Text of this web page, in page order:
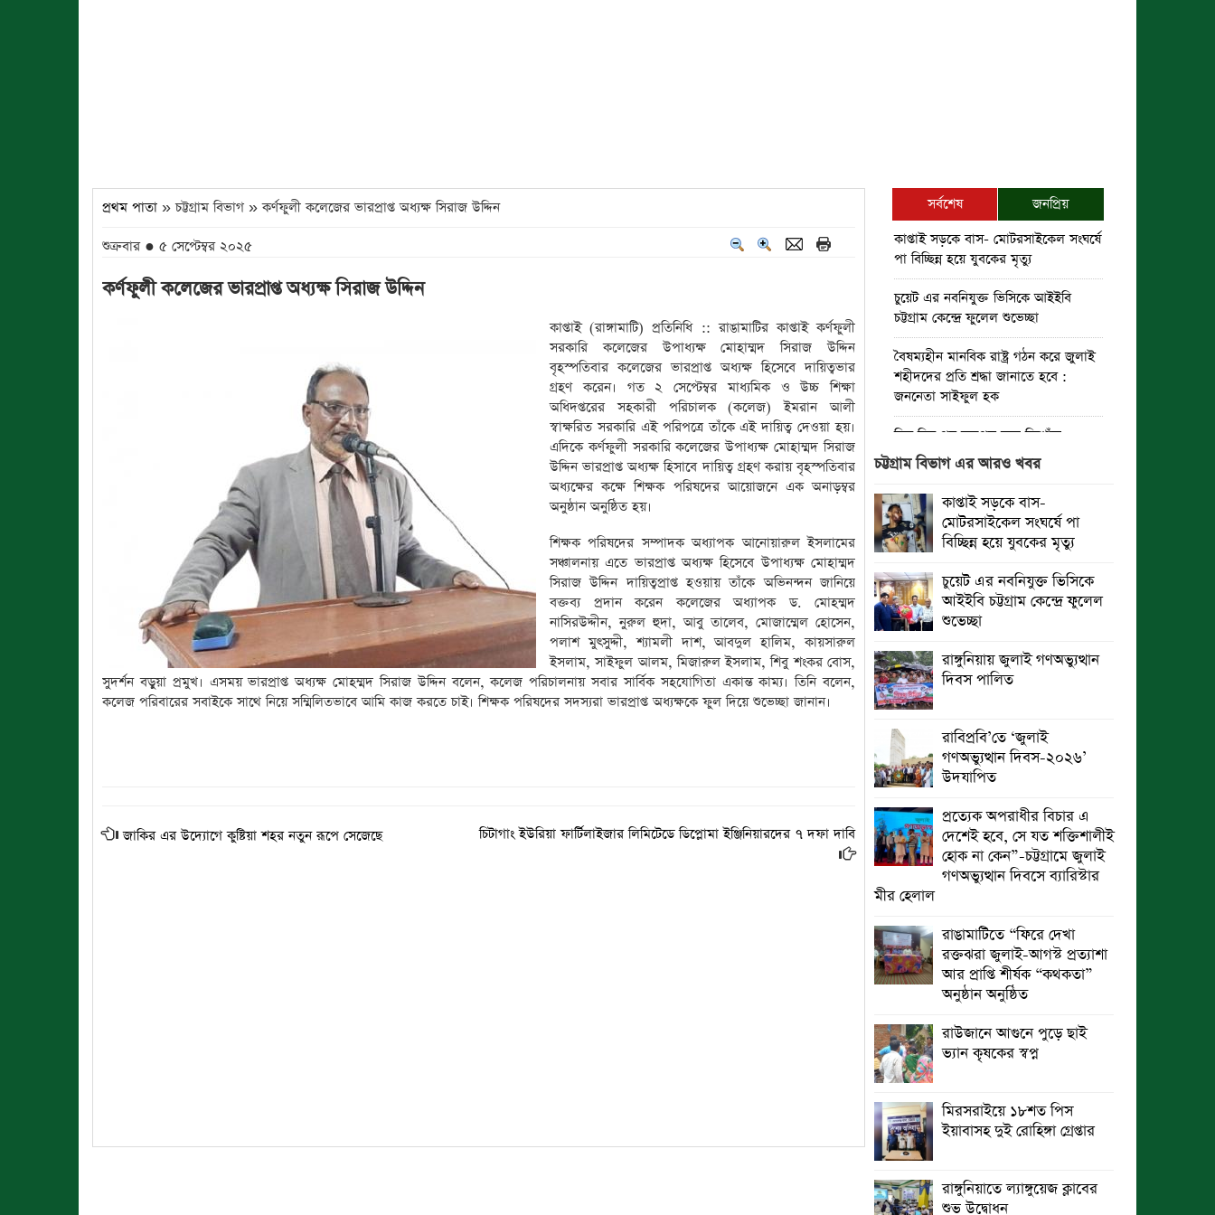
প্রথম পাতা » চট্টগ্রাম বিভাগ » কর্ণফুলী কলেজের ভারপ্রাপ্ত অধ্যক্ষ সিরাজ উদ্দিন
শুক্রবার ● ৫ সেপ্টেম্বর ২০২৫
কর্ণফুলী কলেজের ভারপ্রাপ্ত অধ্যক্ষ সিরাজ উদ্দিন
কাপ্তাই (রাঙ্গামাটি) প্রতিনিধি :: রাঙামাটির কাপ্তাই কর্ণফুলী
সরকারি কলেজের উপাধ্যক্ষ মোহাম্মদ সিরাজ উদ্দিন
বৃহস্পতিবার কলেজের ভারপ্রাপ্ত অধ্যক্ষ হিসেবে দায়িত্বভার
গ্রহণ করেন। গত ২ সেপ্টেম্বর মাধ্যমিক ও উচ্চ শিক্ষা
অধিদপ্তরের সহকারী পরিচালক (কলেজ) ইমরান আলী
স্বাক্ষরিত সরকারি এই পরিপত্রে তাঁকে এই দায়িত্ব দেওয়া হয়।
এদিকে কর্ণফুলী সরকারি কলেজের উপাধ্যক্ষ মোহাম্মদ সিরাজ
উদ্দিন ভারপ্রাপ্ত অধ্যক্ষ হিসাবে দায়িত্ব গ্রহণ করায় বৃহস্পতিবার
অধ্যক্ষের কক্ষে শিক্ষক পরিষদের আয়োজনে এক অনাড়ম্বর
অনুষ্ঠান অনুষ্ঠিত হয়।
শিক্ষক পরিষদের সম্পাদক অধ্যাপক আনোয়ারুল ইসলামের
সঞ্চালনায় এতে ভারপ্রাপ্ত অধ্যক্ষ হিসেবে উপাধ্যক্ষ মোহাম্মদ
সিরাজ উদ্দিন দায়িত্বপ্রাপ্ত হওয়ায় তাঁকে অভিনন্দন জানিয়ে
বক্তব্য প্রদান করেন কলেজের অধ্যাপক ড. মোহম্মদ
নাসিরউদ্দীন, নুরুল হুদা, আবু তালেব, মোজাম্মেল হোসেন,
পলাশ মুৎসুদ্দী, শ্যামলী দাশ, আবদুল হালিম, কায়সারুল
ইসলাম, সাইফুল আলম, মিজারুল ইসলাম, শিবু শংকর বোস,
সুদর্শন বড়ুয়া প্রমুখ। এসময় ভারপ্রাপ্ত অধ্যক্ষ মোহম্মদ সিরাজ উদ্দিন বলেন, কলেজ পরিচালনায় সবার সার্বিক সহযোগিতা একান্ত কাম্য। তিনি বলেন,
কলেজ পরিবারের সবাইকে সাথে নিয়ে সম্মিলিতভাবে আমি কাজ করতে চাই। শিক্ষক পরিষদের সদস্যরা ভারপ্রাপ্ত অধ্যক্ষকে ফুল দিয়ে শুভেচ্ছা জানান।
জাকির এর উদ্যোগে কুষ্টিয়া শহর নতুন রূপে সেজেছে চিটাগাং ইউরিয়া ফার্টিলাইজার লিমিটেডে ডিপ্লোমা ইঞ্জিনিয়ারদের ৭ দফা দাবি
সর্বশেষ
জনপ্রিয়
কাপ্তাই সড়কে বাস- মোটরসাইকেল সংঘর্ষে
পা বিচ্ছিন্ন হয়ে যুবকের মৃত্যু
চুয়েট এর নবনিযুক্ত ভিসিকে আইইবি
চট্টগ্রাম কেন্দ্রে ফুলেল শুভেচ্ছা
বৈষম্যহীন মানবিক রাষ্ট্র গঠন করে জুলাই
শহীদদের প্রতি শ্রদ্ধা জানাতে হবে :
জননেতা সাইফুল হক
তিন দিন পর ব্রহ্মপুত্র নদে নিখোঁজ
সাইফুলের মরদেহ গফরগাঁও থেকে উদ্ধার
ব্রহ্মপুত্র নদে নিখোঁজ কৃষকের সন্ধান
মেলেনি
রাঙ্গুনিয়ায় জুলাই গণঅভ্যুত্থান দিবস
পালিত
পার্বতীপুরে জুলাই গণঅভ্যুত্থান দিবস
পালন
আত্রাইয়ে যথাযোগ্য মর্যাদায় ‘জুলাই
গণঅভ্যুত্থান দিবস’ পালিত
ঝালকাঠিতে জুলাই গণঅভ্যুত্থান দিবস
পালিত
রাবিপ্রবি’তে ‘জুলাই গণঅভ্যুত্থান
দিবস-২০২৬’ উদযাপিত
চট্টগ্রাম বিভাগ এর আরও খবর
কাপ্তাই সড়কে বাস-
মোটরসাইকেল সংঘর্ষে পা
বিচ্ছিন্ন হয়ে যুবকের মৃত্যু
চুয়েট এর নবনিযুক্ত ভিসিকে
আইইবি চট্টগ্রাম কেন্দ্রে ফুলেল
শুভেচ্ছা
রাঙ্গুনিয়ায় জুলাই গণঅভ্যুত্থান
দিবস পালিত
রাবিপ্রবি’তে ‘জুলাই
গণঅভ্যুত্থান দিবস-২০২৬’
উদযাপিত
প্রত্যেক অপরাধীর বিচার এ
দেশেই হবে, সে যত শক্তিশালীই
হোক না কেন”-চট্টগ্রামে জুলাই
গণঅভ্যুত্থান দিবসে ব্যারিস্টার
মীর হেলাল
রাঙামাটিতে “ফিরে দেখা
রক্তঝরা জুলাই-আগস্ট প্রত্যাশা
আর প্রাপ্তি শীর্ষক “কথকতা”
অনুষ্ঠান অনুষ্ঠিত
রাউজানে আগুনে পুড়ে ছাই
ভ্যান কৃষকের স্বপ্ন
মিরসরাইয়ে ১৮শত পিস
ইয়াবাসহ দুই রোহিঙ্গা গ্রেপ্তার
রাঙ্গুনিয়াতে ল্যাঙ্গুয়েজ ক্লাবের
শুভ উদ্বোধন